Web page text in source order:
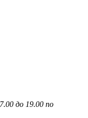
до 19.00 по